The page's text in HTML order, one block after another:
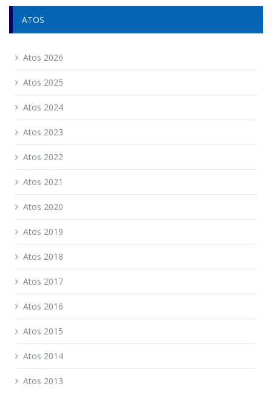
ATOS
Atos 2026
Atos 2025
Atos 2024
Atos 2023
Atos 2022
Atos 2021
Atos 2020
Atos 2019
Atos 2018
Atos 2017
Atos 2016
Atos 2015
Atos 2014
Atos 2013